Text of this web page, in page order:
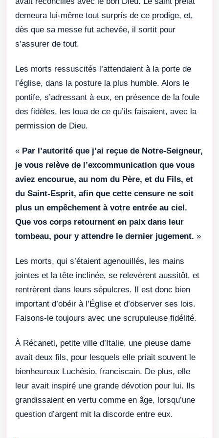
demeura lui-même tout surpris de ce prodige, et,
dès que sa messe fut achevée, il sortit pour
s’assurer de tout.
Les morts ressuscités l’attendaient à la porte de
l’église, dans la posture la plus humble. Alors le
pontife, s’adressant à eux, en présence de la foule
des fidèles, les loua de ce qu’ils faisaient, avec la
permission de Dieu.
« Par l’autorité que j’ai reçue de Notre-Seigneur,
je vous relève de l’excommunication que vous
aviez encourue, au nom du Père, et du Fils, et
du Saint-Esprit, afin que cette censure ne soit
plus un empêchement à votre entrée au ciel.
Que vos corps retournent en paix dans leur
tombeau, pour y attendre le dernier jugement. »
Les morts, qui s’étaient agenouillés, les mains
jointes et la tête inclinée, se relevèrent aussitôt, et
rentrèrent dans leurs sépulcres. Il est donc bien
important d’obéir à l’Église et d’observer ses lois.
Faisons-le toujours avec une scrupuleuse fidélité.
À Récaneti, petite ville d’Italie, une pieuse dame
avait deux fils, pour lesquels elle priait souvent le
bienheureux Luchésio, franciscain. De plus, elle
leur avait inspiré une grande dévotion pour lui. Ils
grandissaient en vertu comme en âge, lorsqu’une
question d’argent mit la discorde entre eux.